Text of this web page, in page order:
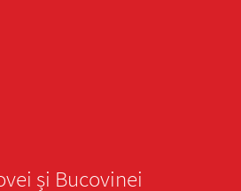
și Bucovinei